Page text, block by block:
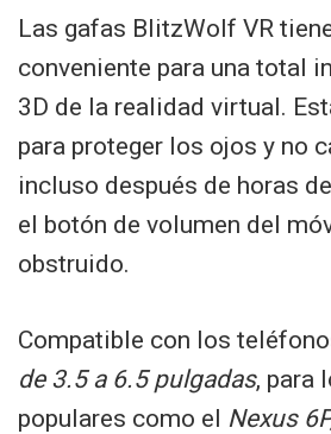
Las gafas BlitzWolf VR
conveniente para una total
3D de la realidad virtual.
para proteger los ojos y no
incluso después de horas
el botón de volumen del
obstruido.
Compatible con los
de 3.5 a 6.5 pulgadas, para
populares como el Nexus